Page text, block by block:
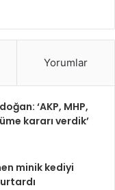
Yorumlar
‘AKP, MHP,
kararı verdik’
minik kediyi